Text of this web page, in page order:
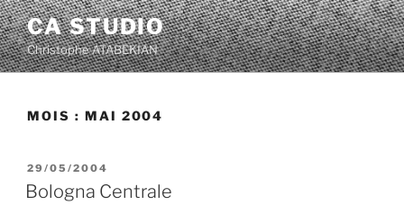
Aller
au
contenu
principal
CA STUDIO
Christophe ATABEKIAN
MOIS : MAI 2004
PUBLIÉ
LE
29/05/2004
Bologna Centrale